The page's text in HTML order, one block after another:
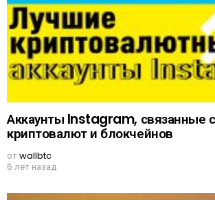
Аккаунты Instagram, связанные
криптовалют и блокчейнов
отwallbtc
6 лет назад